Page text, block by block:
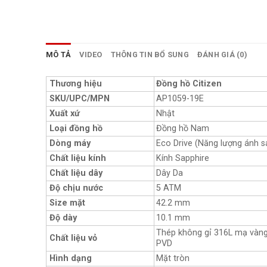
MÔ TẢ VIDEO THÔNG TIN BỔ SUNG ĐÁNH GIÁ (0)
Thương hiệu
Đồng hồ Citizen
SKU/UPC/MPN
AP1059-19E
Xuất xứ
Nhật
Loại đồng hồ
Đồng hồ Nam
Dòng máy
Eco Drive (Năng lượng ánh
Chất liệu kính
Kính Sapphire
Chất liệu dây
Dây Da
Độ chịu nước
5 ATM
Size mặt
42.2 mm
Độ dày
10.1 mm
Chất liệu vỏ
Thép không gỉ 316L mạ vàng
PVD
Hình dạng
Mặt tròn